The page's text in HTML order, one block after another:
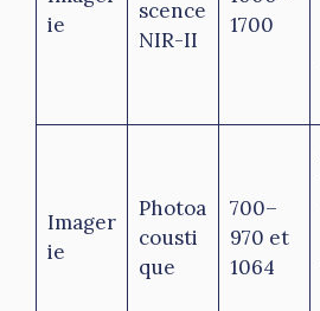
ie
scence
NIR-II
1700
Imager
ie
Photoa
cousti
que
700–
970 et
1064